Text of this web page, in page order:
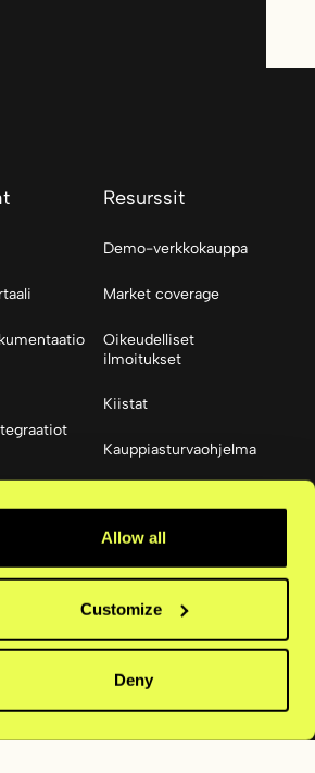
Allow all
Customize
Deny
Resurssit
Demo-verkkokauppa
Market coverage
Oikeudelliset
ilmoitukset
Kiistat
Kauppiasturvaohjelma
Saavutettavuus